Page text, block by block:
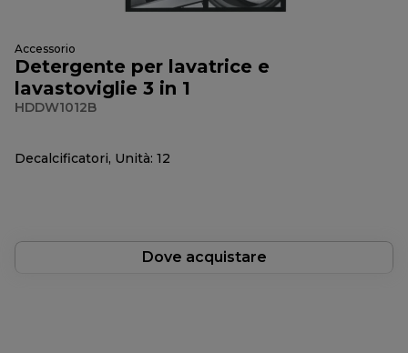
Accessorio
Detergente per lavatrice e
lavastoviglie 3 in 1
HDDW1012B
Decalcificatori, Unità: 12
Dove acquistare